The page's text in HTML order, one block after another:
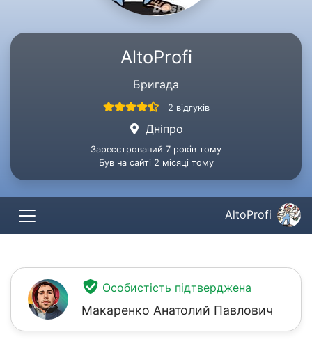
AltoProfi
Бригада
2 відгуків
Дніпро
Зареєстрований 7 років тому
Був на сайті 2 місяці тому
AltoProfi
Особистість підтверджена
Макаренко Анатолий Павлович